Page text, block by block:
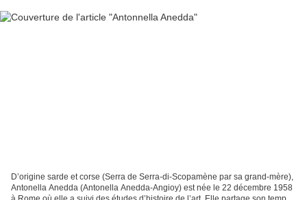
D’origine sarde et corse (Serra de Serra-di-Scopamène par sa grand-mère),
Antonella Anedda (Antonella Anedda-Angioy) est née le 22 décembre 1958